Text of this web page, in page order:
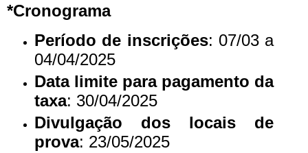
*Cronograma
Período de inscrições: 07/03 a
04/04/2025
Data limite para pagamento da
taxa: 30/04/2025
Divulgação dos locais de
prova: 23/05/2025